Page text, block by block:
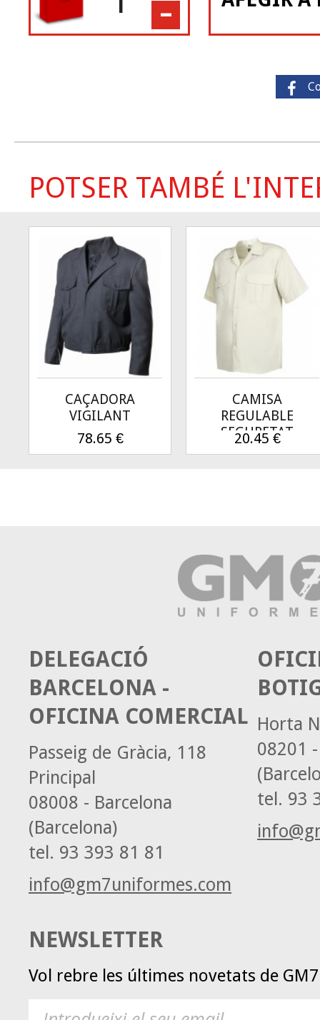
-
POTSER TAMBÉ
CAÇADORA
VIGILANT
78.65 €
CAMISA
REGULABLE
SEGURETAT
20.45 €
Horta
08201
tel. 93
DELEGACIÓ
BARCELONA -
OFICINA COMERCIAL
Passeig de Gràcia, 118
Principal
08008 - Barcelona
(Barcelona)
tel. 93 393 81 81
info@gm7uniformes.com
NEWSLETTER
Vol rebre les últimes novetats de